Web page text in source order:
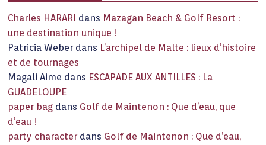
Charles HARARI dans Mazagan Beach & Golf Resort :
une destination unique !
Patricia Weber dans L’archipel de Malte : lieux d’histoire
et de tournages
Magali Aime dans ESCAPADE AUX ANTILLES : La
GUADELOUPE
paper bag dans Golf de Maintenon : Que d’eau, que
d’eau !
party character dans Golf de Maintenon : Que d’eau,